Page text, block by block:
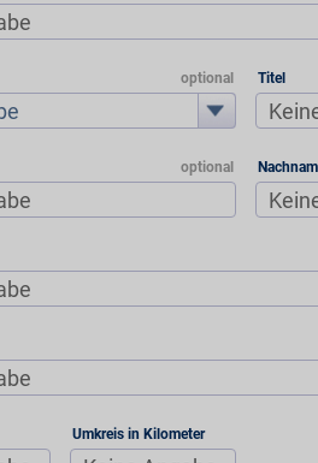
Titel
Umkreis in Kilometer